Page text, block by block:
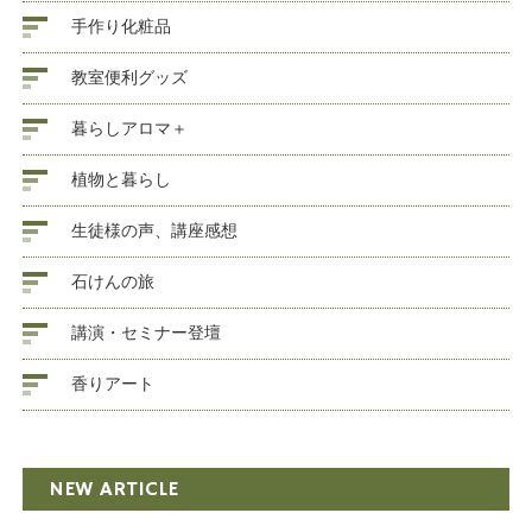
手作り化粧品
教室便利グッズ
暮らしアロマ＋
植物と暮らし
生徒様の声、講座感想
石けんの旅
講演・セミナー登壇
香りアート
NEW ARTICLE